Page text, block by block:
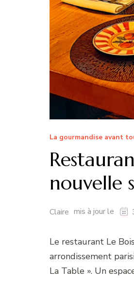
La gourmandise avant
nouvelle
Claire mis à jour le
Le restaurant Le
arrondissement
La Table ». Un